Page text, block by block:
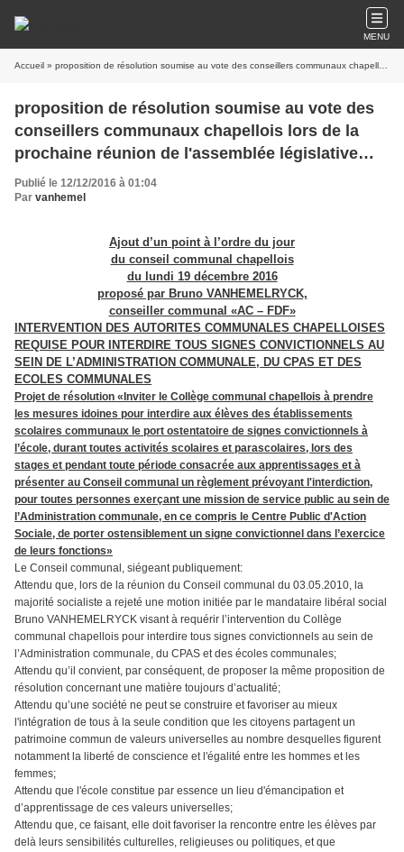
MENU
Accueil » proposition de résolution soumise au vote des conseillers communaux chapellois lors de la prochaine réunion de l'assemblée législative locale fixée au lundi 19.12.2016
proposition de résolution soumise au vote des
conseillers communaux chapellois lors de la
prochaine réunion de l'assemblée législative
locale fixée au lundi 19.12.2016
Publié le 12/12/2016 à 01:04
Par vanhemel
Ajout d’un point à l’ordre du jour
du conseil communal chapellois
du lundi 19 décembre 2016
proposé par Bruno VANHEMELRYCK,
conseiller communal «AC – FDF»
INTERVENTION DES AUTORITES COMMUNALES CHAPELLOISES
REQUISE POUR INTERDIRE TOUS SIGNES CONVICTIONNELS AU
SEIN DE L’ADMINISTRATION COMMUNALE, DU CPAS ET DES
ECOLES COMMUNALES
Projet de résolution «Inviter le Collège communal chapellois à prendre
les mesures idoines pour interdire aux élèves des établissements
scolaires communaux le port ostentatoire de signes convictionnels à
l’école, durant toutes activités scolaires et parascolaires, lors des
stages et pendant toute période consacrée aux apprentissages et à
présenter au Conseil communal un règlement prévoyant l'interdiction,
pour toutes personnes exerçant une mission de service public au sein de
l’Administration communale, en ce compris le Centre Public d'Action
Sociale, de porter ostensiblement un signe convictionnel dans l’exercice
de leurs fonctions»
Le Conseil communal, siégeant publiquement:
Attendu que, lors de la réunion du Conseil communal du 03.05.2010, la
majorité socialiste a rejeté une motion initiée par le mandataire libéral social
Bruno VANHEMELRYCK visant à requérir l’intervention du Collège
communal chapellois pour interdire tous signes convictionnels au sein de
l’Administration communale, du CPAS et des écoles communales;
Attendu qu’il convient, par conséquent, de proposer la même proposition de
résolution concernant une matière toujours d’actualité;
Attendu qu’une société ne peut se construire et favoriser au mieux
l'intégration de tous à la seule condition que les citoyens partagent un
patrimoine commun de valeurs universelles au nombre desquelles figurent
notamment la liberté de conscience et l'égalité entre les hommes et les
femmes;
Attendu que l'école constitue par essence un lieu d'émancipation et
d’apprentissage de ces valeurs universelles;
Attendu que, ce faisant, elle doit favoriser la rencontre entre les élèves par
delà leurs sensibilités culturelles, religieuses ou politiques, et que